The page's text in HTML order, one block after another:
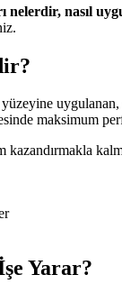
nasıl
yüzeyine
maksimum
Yarar?